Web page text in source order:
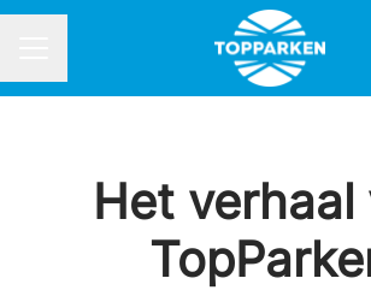
Het verhaal